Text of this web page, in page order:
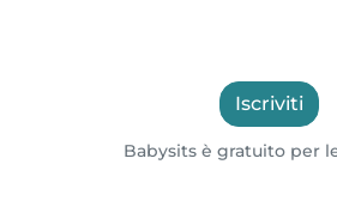
Iscriviti
Babysits è gratuito per